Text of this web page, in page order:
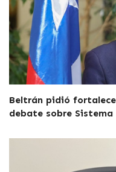
Beltrán pidió
debate sobre Sistema